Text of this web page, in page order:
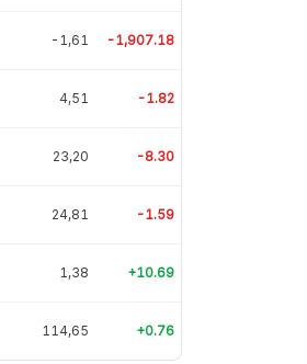
-1,61 -1,907.18
4,51 -1.82
23,20 -8.30
24,81 -1.59
1,38 +10.69
114,65 +0.76